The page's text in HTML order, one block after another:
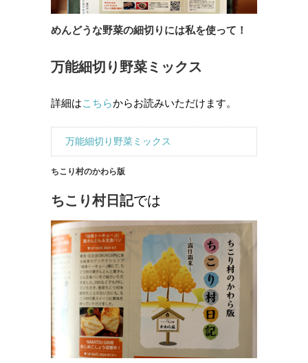
めんどうな野菜の細切りには私を使って！
万能細切り野菜ミックス
詳細はこちらからお読みいただけます。
万能細切り野菜ミックス
ちこり村のかわら版
ちこり村日記では